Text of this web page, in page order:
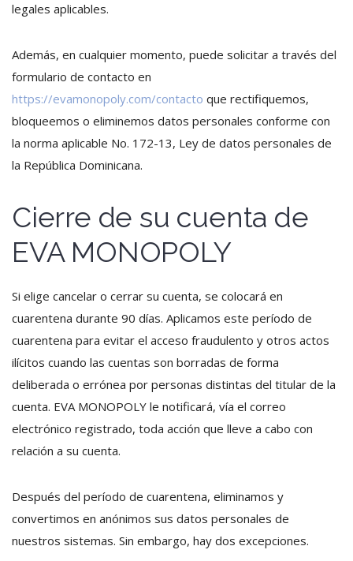
legales aplicables.
Además, en cualquier momento, puede solicitar a través del
formulario de contacto en
https://evamonopoly.com/contacto que rectifiquemos,
bloqueemos o eliminemos datos personales conforme con
la norma aplicable No. 172-13, Ley de datos personales de
la República Dominicana.
Cierre de su cuenta de
EVA MONOPOLY
Si elige cancelar o cerrar su cuenta, se colocará en
cuarentena durante 90 días. Aplicamos este período de
cuarentena para evitar el acceso fraudulento y otros actos
ilícitos cuando las cuentas son borradas de forma
deliberada o errónea por personas distintas del titular de la
cuenta. EVA MONOPOLY le notificará, vía el correo
electrónico registrado, toda acción que lleve a cabo con
relación a su cuenta.
Después del período de cuarentena, eliminamos y
convertimos en anónimos sus datos personales de
nuestros sistemas. Sin embargo, hay dos excepciones.